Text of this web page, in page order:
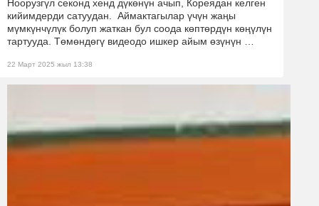
Ноорузгүл секонд хенд дүкөнүн ачып, Кореядан келген
кийимдерди сатуудан. Аймактагылар үчүн жаңы
мүмкүнчүлүк болуп жаткан бул соода көптөрдүн көңүлүн
тартууда. Төмөндөгү видеодо ишкер айым өзүнүн …
22 Март 2025 жыл 13:38